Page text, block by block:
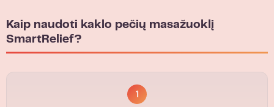
Kaip naudoti kaklo pečių masažuoklį
SmartRelief?
1